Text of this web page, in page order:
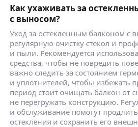
Как ухаживать за
с выносом?
Уход за остекленным балконом с
регулярную очистку стекол и
и пыли. Рекомендуется
средства, чтобы не повредить
важно следить за состоянием
и уплотнителей, чтобы избежать
период стоит очищать балкон от
не перегружать конструкцию.
и обслуживание помогут
остекления и сохранить его